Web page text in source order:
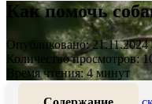
Как помочь
Опубликовано: 21.11.2024
Количество просмотров:
Время чтения: 4 минут